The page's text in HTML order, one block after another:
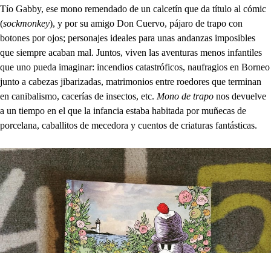
Tío Gabby, ese mono remendado de un calcetín que da título al cómic
(sockmonkey), y por su amigo Don Cuervo, pájaro de trapo con
botones por ojos; personajes ideales para unas andanzas imposibles
que siempre acaban mal. Juntos, viven las aventuras menos infantiles
que uno pueda imaginar: incendios catastróficos, naufragios en Borneo
junto a cabezas jibarizadas, matrimonios entre roedores que terminan
en canibalismo, cacerías de insectos, etc. Mono de trapo nos devuelve
a un tiempo en el que la infancia estaba habitada por muñecas de
porcelana, caballitos de mecedora y cuentos de criaturas fantásticas.